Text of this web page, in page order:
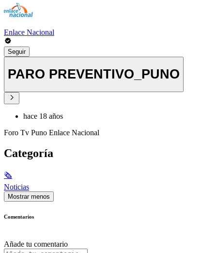
Enlace Nacional
Seguir
PARO PREVENTIVO_PUNO
hace 18 años
Foro Tv Puno Enlace Nacional
Categoría
🗞
Noticias
Mostrar menos
Comentarios
Añade tu comentario